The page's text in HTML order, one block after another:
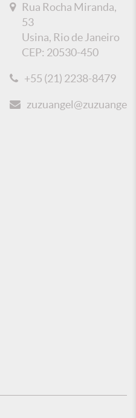
Rua Rocha Miranda,
53
Usina, Rio de Janeiro
CEP: 20530-450
+55 (21) 2238-8479